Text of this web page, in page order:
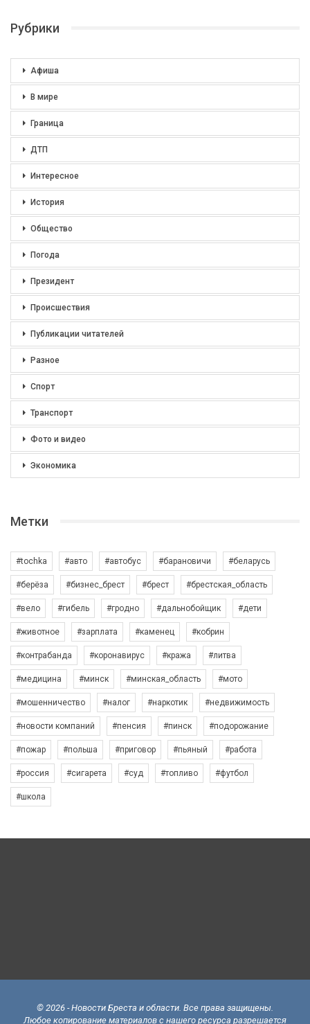
Рубрики
Афиша
В мире
Граница
ДТП
Интересное
История
Общество
Погода
Президент
Происшествия
Публикации читателей
Разное
Спорт
Транспорт
Фото и видео
Экономика
Метки
#tochka #авто #автобус #барановичи #беларусь
#берёза #бизнес_брест #брест #брестская_область
#вело #гибель #гродно #дальнобойщик #дети
#животное #зарплата #каменец #кобрин
#контрабанда #коронавирус #кража #литва
#медицина #минск #минская_область #мото
#мошенничество #налог #наркотик #недвижимость
#новости компаний #пенсия #пинск #подорожание
#пожар #польша #приговор #пьяный #работа
#россия #сигарета #суд #топливо #футбол
#школа
© 2026 - Новости Бреста и области. Все права защищены.
Любое копирование материалов с нашего ресурса разрешается